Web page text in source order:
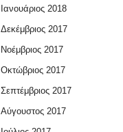
Ιανουάριος 2018
Δεκέμβριος 2017
Νοέμβριος 2017
Οκτώβριος 2017
Σεπτέμβριος 2017
Αύγουστος 2017